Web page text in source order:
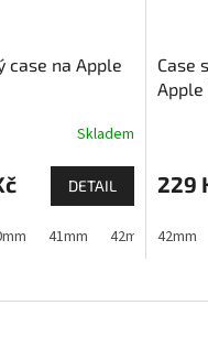
44mm 45mm
case na Apple
Skladem
DETAIL
41mm 42mm (Apple
Case
Apple
229
42mm